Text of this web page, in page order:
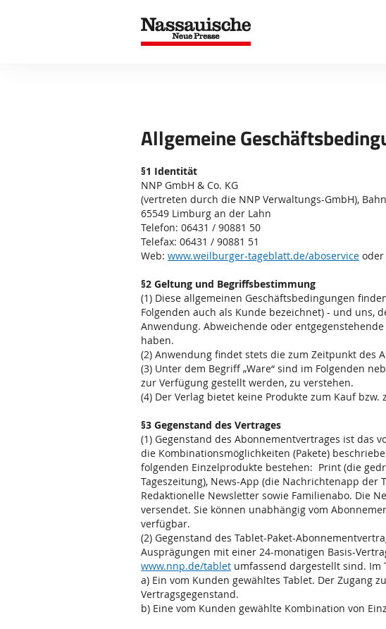
Allgemeine
§1 Identität
NNP GmbH & Co. KG
(vertreten durch die NNP Verwaltungs-GmbH),
65549 Limburg an der Lahn
Telefon: 06431 / 90881 50
Telefax: 06431 / 90881 51
Web: www.weilburger-tageblatt.de/aboservice oder
§2 Geltung und Begriffsbestimmung
(1) Diese allgemeinen Geschäftsbedingungen
Folgenden auch als Kunde bezeichnet) - und uns,
Anwendung. Abweichende oder
haben.
(2) Anwendung findet stets die zum Zeitpunkt des
(3) Unter dem Begriff „Ware“ sind im Folgenden
zur Verfügung gestellt werden, zu verstehen.
(4) Der Verlag bietet keine Produkte zum Kauf
§3 Gegenstand des Vertrages
(1) Gegenstand des Abonnementvertrages ist das
die Kombinationsmöglichkeiten (Pakete)
folgenden Einzelprodukte bestehen: Print (die
Tageszeitung), News-App (die Nachrichtenapp der
Redaktionelle Newsletter sowie Familienabo. Die
versendet. Sie können unabhängig vom
verfügbar.
(2) Gegenstand des Tablet-Paket-
Ausprägungen mit einer 24-monatigen Basis-
www.nnp.de/tablet umfassend dargestellt sind. Im
a) Ein vom Kunden gewähltes Tablet. Der
Vertragsgegenstand.
b) Eine vom Kunden gewählte Kombination von